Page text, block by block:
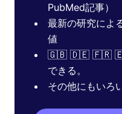
PubMed記事）
最新の研究によ
値
🇬🇧 🇩🇪 🇫🇷
できる。
その他にもいろ